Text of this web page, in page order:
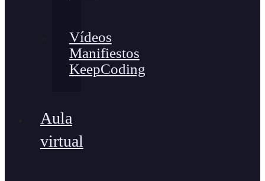
Vídeos
Manifiestos
KeepCoding
Aula
virtual